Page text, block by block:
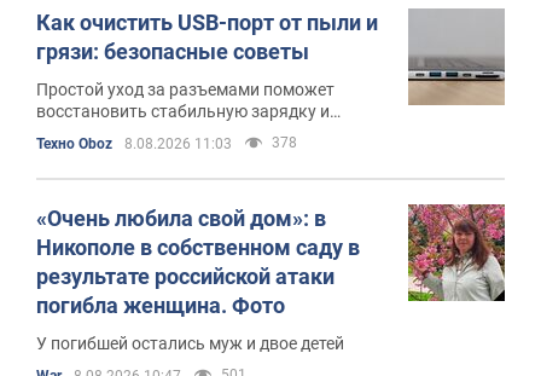
Как очистить USB-порт от пыли и
грязи: безопасные советы
Простой уход за разъемами поможет
восстановить стабильную зарядку и
Техно Oboz 8.08.2026 11:03 378
«Очень любила свой дом»: в
Никополе в собственном саду в
результате российской атаки
погибла женщина. Фото
У погибшей остались муж и двое детей